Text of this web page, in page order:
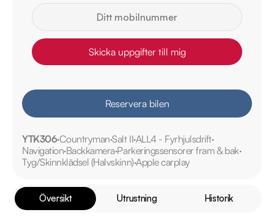
Skicka uppgifter till mig
Reservera bilen
YTK306Countryman Salt IIALL4 - Fyrhjulsdrift
NavigationBackkameraParkeringssensorer fram & bak
Tyg/Skinnklädsel (Halvskinn)Apple carplay
Översikt Utrustning Historik